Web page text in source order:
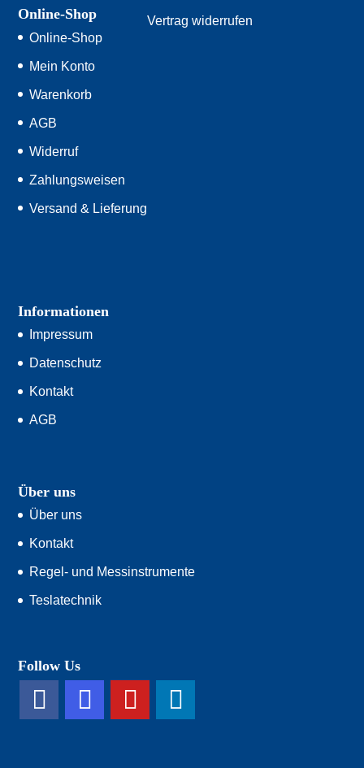
Online-Shop
Online-Shop
Mein Konto
Warenkorb
AGB
Widerruf
Zahlungsweisen
Versand & Lieferung
Vertrag widerrufen
Informationen
Impressum
Datenschutz
Kontakt
AGB
Über uns
Über uns
Kontakt
Regel- und Messinstrumente
Teslatechnik
Follow Us